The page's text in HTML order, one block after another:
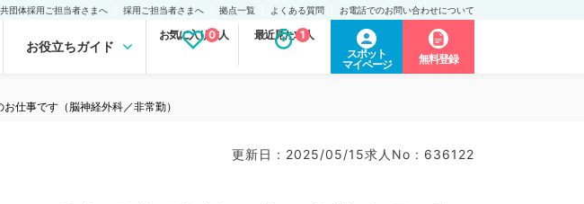
団体採用ご担当者さまへ 採用ご担当者さまへ 拠点一覧 よくある質問 お電話でのお問い合わせについて
お役立ちガイド
お気に入り求人
0 最近見た求人
1
スポット
マイページ
無料登録
仕事です（脳神経外科／非常勤）
更新日 : 2025/05/15求人No : 636122